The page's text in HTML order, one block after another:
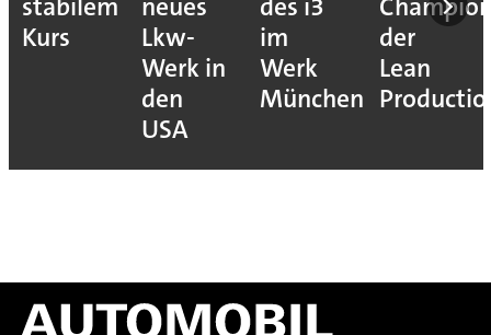
neues
Lkw-
des i3
im
Werk
München
Champions
der
Lean
Production
bereit
für den
VW
Golf